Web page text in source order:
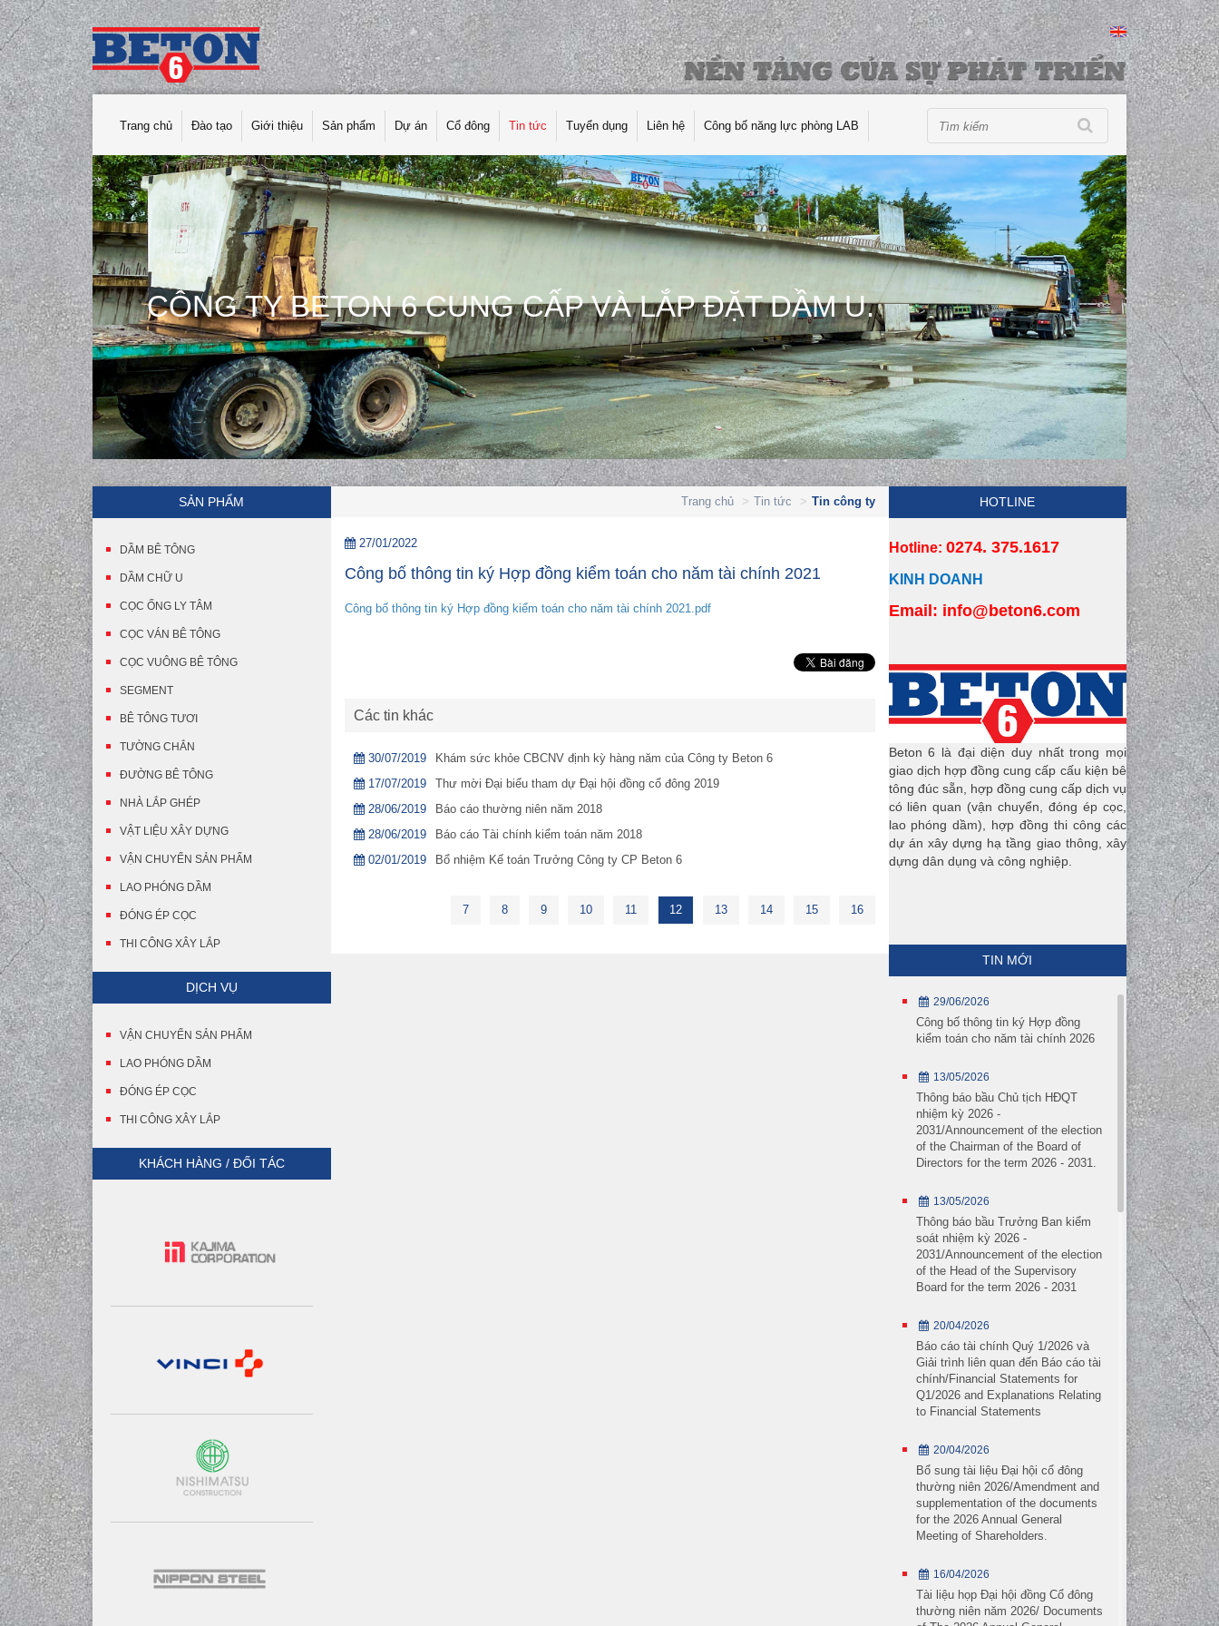
Trang chủ Đào tạo Giới thiệu Sản phẩm Dự án Cổ đông Tin tức Tuyển dụng Liên hệ Công bố năng lực phòng LAB
CÔNG TY BETON 6 CUNG CẤP VÀ LẮP ĐẶT DẦM U.
SẢN PHẨM
DẦM BÊ TÔNG
DẦM CHỮ U
CỌC ỐNG LY TÂM
CỌC VÁN BÊ TÔNG
CỌC VUÔNG BÊ TÔNG
SEGMENT
BÊ TÔNG TƯƠI
TƯỜNG CHẮN
ĐƯỜNG BÊ TÔNG
NHÀ LẮP GHÉP
VẬT LIỆU XÂY DỰNG
VẬN CHUYỂN SẢN PHẨM
LAO PHÓNG DẦM
ĐÓNG ÉP CỌC
THI CÔNG XÂY LẮP
DỊCH VỤ
VẬN CHUYỂN SẢN PHẨM
LAO PHÓNG DẦM
ĐÓNG ÉP CỌC
THI CÔNG XÂY LẮP
KHÁCH HÀNG / ĐỐI TÁC
Trang chủ Tin tức Tin công ty
27/01/2022
Công bố thông tin ký Hợp đồng kiểm toán cho năm tài chính 2021
Công bố thông tin ký Hợp đồng kiểm toán cho năm tài chính 2021.pdf
Các tin khác
30/07/2019
Khám sức khỏe CBCNV định kỳ hàng năm của Công ty Beton 6
17/07/2019
Thư mời Đại biểu tham dự Đại hội đồng cổ đông 2019
28/06/2019
Báo cáo thường niên năm 2018
28/06/2019
Báo cáo Tài chính kiểm toán năm 2018
02/01/2019
Bổ nhiệm Kế toán Trưởng Công ty CP Beton 6
7 8 9 10 11 12 13 14 15 16
HOTLINE
Hotline: 0274. 375.1617
KINH DOANH
Email: info@beton6.com
Beton 6 là đại diện duy nhất trong mọi
giao dịch hợp đồng cung cấp cấu kiện bê
tông đúc sẵn, hợp đồng cung cấp dịch vụ
có liên quan (vận chuyển, đóng ép cọc,
lao phóng dầm), hợp đồng thi công các
dự án xây dựng hạ tầng giao thông, xây
dựng dân dụng và công nghiệp.
TIN MỚI
29/06/2026
Công bố thông tin ký Hợp đồng
kiểm toán cho năm tài chính 2026
13/05/2026
Thông báo bầu Chủ tịch HĐQT
nhiệm kỳ 2026 -
2031/Announcement of the election
of the Chairman of the Board of
Directors for the term 2026 - 2031.
13/05/2026
Thông báo bầu Trưởng Ban kiểm
soát nhiệm kỳ 2026 -
2031/Announcement of the election
of the Head of the Supervisory
Board for the term 2026 - 2031
20/04/2026
Báo cáo tài chính Quý 1/2026 và
Giải trình liên quan đến Báo cáo tài
chính/Financial Statements for
Q1/2026 and Explanations Relating
to Financial Statements
20/04/2026
Bổ sung tài liệu Đại hội cổ đông
thường niên 2026/Amendment and
supplementation of the documents
for the 2026 Annual General
Meeting of Shareholders.
16/04/2026
Tài liệu họp Đại hội đồng Cổ đông
thường niên năm 2026/ Documents
Dầm bê tông
Dầm chữ U
Cọc ống ly tâm
Cọc ván bê tông
Cọc vuông bê tông
Segment